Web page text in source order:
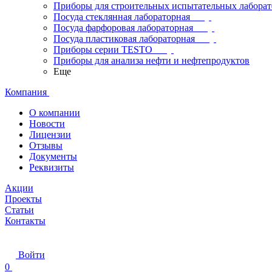
Приборы для строительных испытательных
Посуда стеклянная лабораторная
Посуда фарфоровая лабораторная
Посуда пластиковая лабораторная
Приборы серии TESTO
Приборы для анализа нефти и нефтепродуктов
Еще
Компания
О компании
Новости
Лицензии
Отзывы
Документы
Реквизиты
Акции
Проекты
Статьи
Контакты
Войти
0